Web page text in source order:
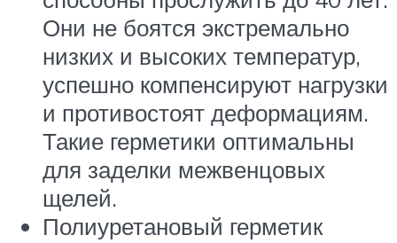
Они не боятся экстремально
низких и высоких температур,
успешно компенсируют нагрузки
и противостоят деформациям.
Такие герметики оптимальны
для заделки межвенцовых
щелей.
Полиуретановый герметик